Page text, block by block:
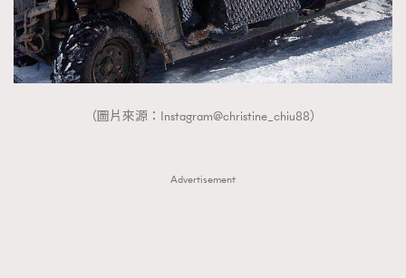
（圖片來源：Instagram@christine_chiu88）
Advertisement